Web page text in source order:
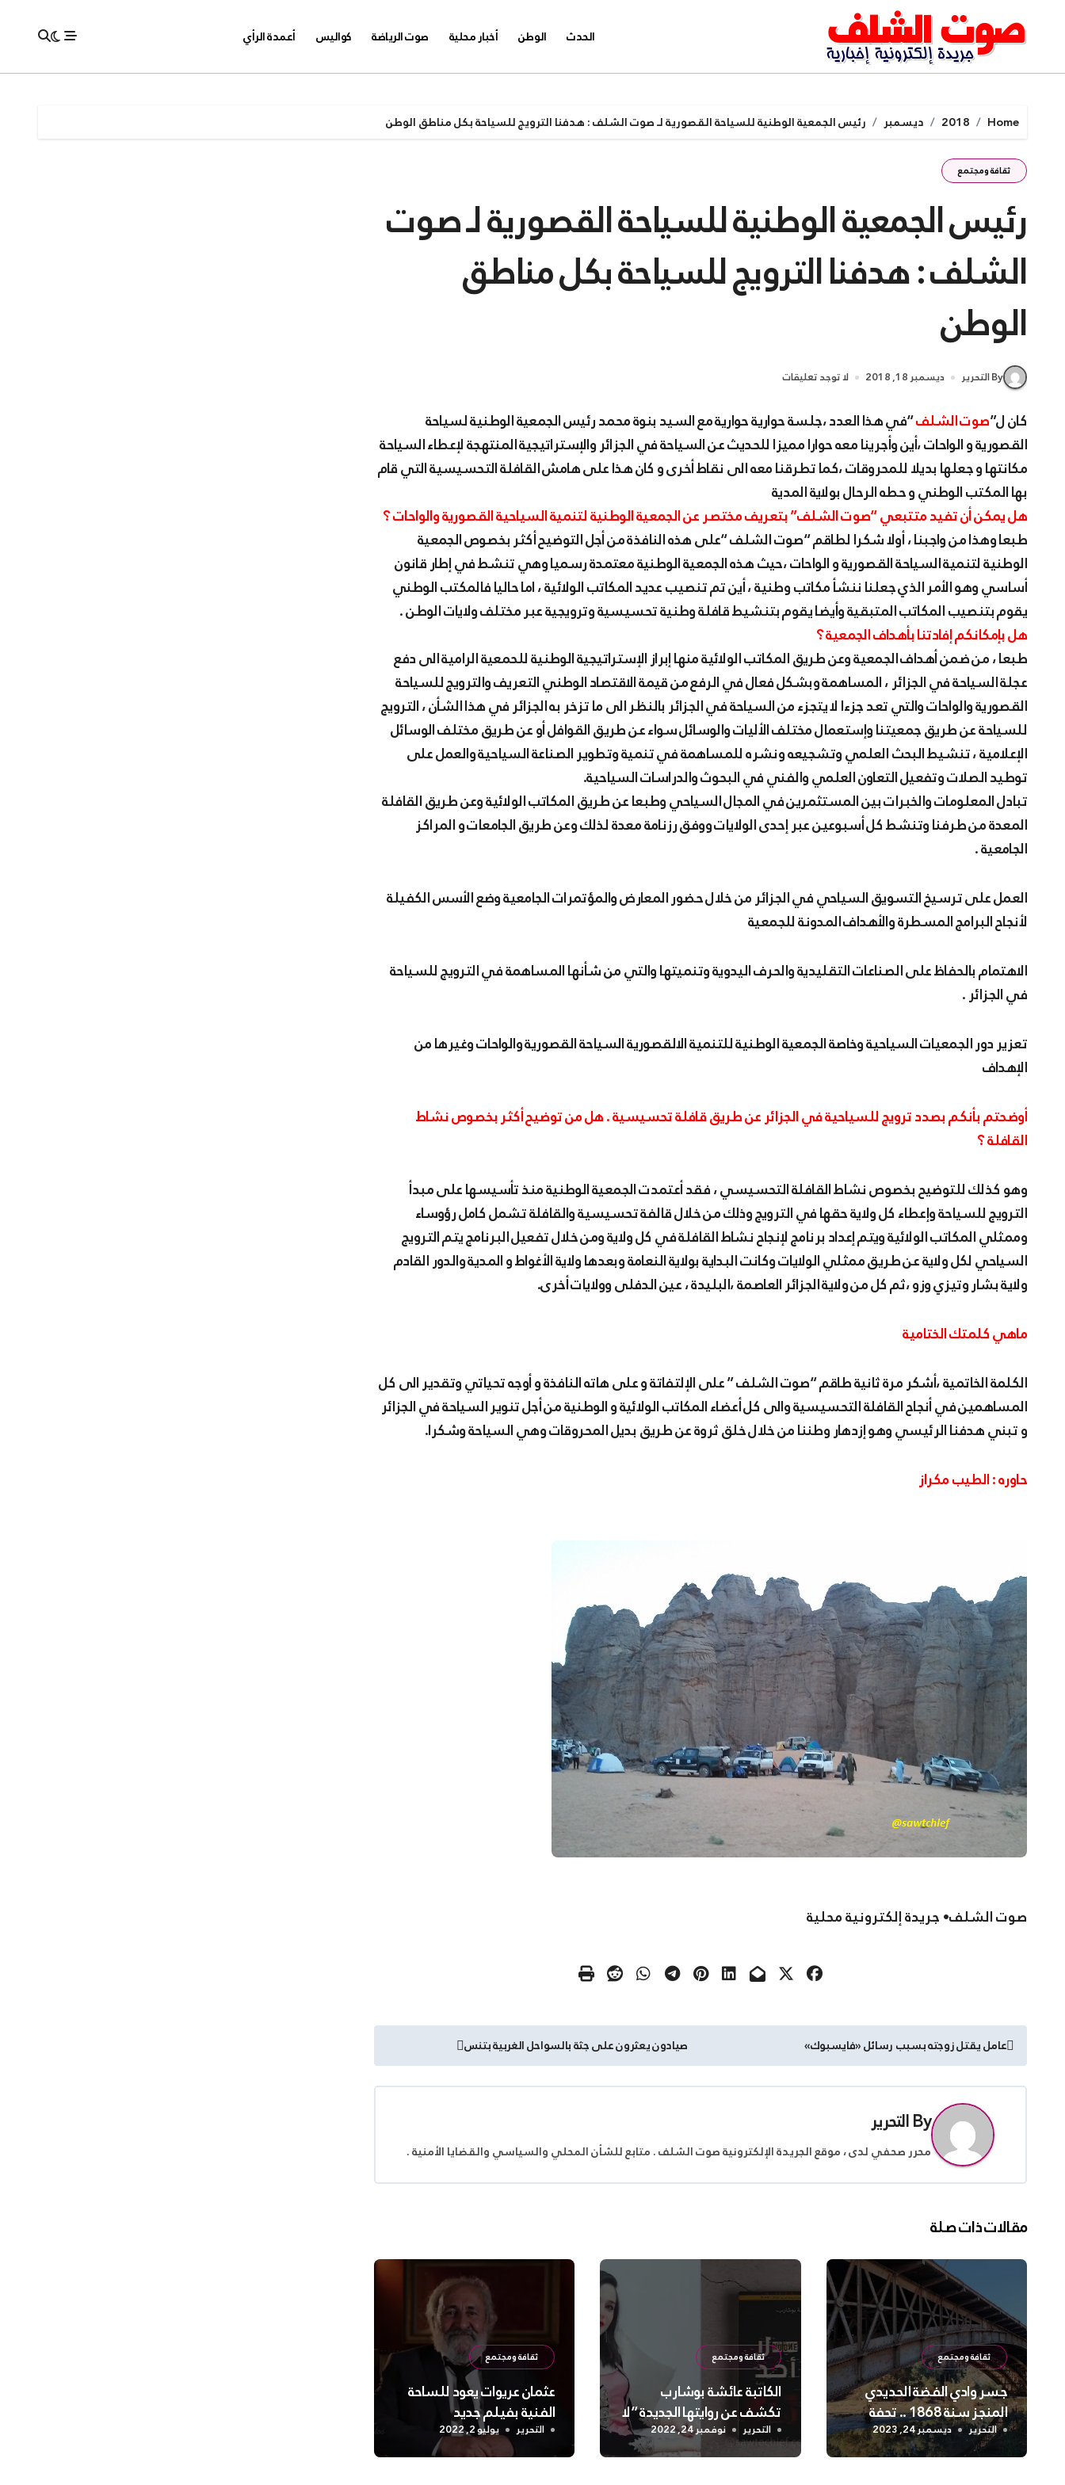
content
الحدث الوطن أخبار محلية صوت الرياضة كواليس أعمدة الرأي
Home
2018 ديسمبر رئيس الجمعية الوطنية للسياحة القصورية لـ صوت الشلف : هدفنا الترويج للسياحة بكل مناطق الوطن
ثقافة ومجتمع
رئيس الجمعية الوطنية للسياحة القصورية لـ صوت
الشلف : هدفنا الترويج للسياحة بكل مناطق
الوطن
By التحرير ديسمبر 18, 2018 لا توجد تعليقات
كان ل”صوت الشلف“في هذا العدد ،جلسة حوارية حوارية مع السيد بنوة محمد رئيس الجمعية الوطنية لسياحة
القصورية و الواحات ،أين وأجرينا معه حوارا مميزا للحديث عن السياحة في الجزائر والإستراتيجية المنتهجة لإعطاء السياحة
مكانتها و جعلها بديلا للمحروقات ،كما تطرقنا معه الى نقاط أخرى و كان هذا على هامش القافلة التحسيسية التي قام
بها المكتب الوطني و حطه الرحال بولاية المدية
هل يمكن أن تفيد متتبعي “صوت الشلف” بتعريف مختصر عن الجمعية الوطنية لتنمية السياحية القصورية والواحات ؟
طبعا وهذا من واجبنا ، أولا شكرا لطاقم “صوت الشلف “على هذه النافذة من أجل التوضيح أكثر بخصوص الجمعية
الوطنية لتنمية السياحة القصورية و الواحات ،حيث هذه الجمعية الوطنية معتمدة رسميا وهي تنشط في إطار قانون
أساسي وهو الأمر الذي جعلنا ننشأ مكاتب وطنية ، أين تم تنصيب عديد المكاتب الولائية ، اما حاليا فالمكتب الوطني
يقوم بتنصيب المكاتب المتبقية وأيضا يقوم بتنشيط قافلة وطنية تحسيسية وترويجية عبر مختلف ولايات الوطن .
هل بإمكانكم إفادتنا بأهداف الجمعية ؟
طبعا ، من ضمن أهداف الجمعية وعن طريق المكاتب الولائية منها إبراز الإستراتيجية الوطنية للحمعية الرامية الى دفع
عجلة السياحة في الجزائر ، المساهمة وبشكل فعال في الرفع من قيمة الاقتصاد الوطني التعريف والترويج للسياحة
القصورية والواحات والتي تعد جزءا لا يتجزء من السياحة في الجزائر بالنظر الى ما تزخر به الجزائر في هذا الشأن ، الترويج
للسياحة عن طريق جمعيتنا وإستعمال مختلف الأليات والوسائل سواء عن طريق القوافل أو عن طريق مختلف الوسائل
الإعلامية ، تنشيط البحث العلمي وتشجيعه ونشره للمساهمة في تنمية وتطوير الصناعة السياحية والعمل على
توطيد الصلات وتفعيل التعاون العلمي والفني في البحوث والدراسات السياحية.
تبادل المعلومات والخبرات بين المستثمرين في المجال السياحي وطبعا عن طريق المكاتب الولائية وعن طريق القافلة
المعدة من طرفنا وتنشط كل أسبوعين عبر إحدى الولايات ووفق رزنامة معدة لذلك وعن طريق الجامعات و المراكز
الجامعية .
العمل على ترسيخ التسويق السياحي في الجزائر من خلال حضور المعارض والمؤتمرات الجامعية وضع الأسس الكفيلة
لأنجاح البرامج المسطرة والأهداف المدونة للجمعية
الاهتمام بالحفاظ على الصناعات التقليدية والحرف اليدوية وتنميتها والتي من شأنها المساهمة في الترويج للسياحة
في الجزائر .
تعزير دور الجمعيات السياحية وخاصة الجمعية الوطنية للتنمية الالقصورية السياحة القصورية والواحات وغيرها من
الإهداف
أوضحتم بأنكم بصدد ترويج للسياحية في الجزائر عن طريق قافلة تحسيسية . هل من توضيح أكثر بخصوص نشاط
القافلة ؟
وهو كذلك للتوضيح بخصوص نشاط القافلة التحسيسي ، فقد أعتمدت الجمعية الوطنية منذ تأسيسها على مبدأ
الترويج للسياحة وإعطاء كل ولاية حقها في الترويج وذلك من خلال قالفة تحسيسية والقافلة تشمل كامل رؤوساء
وممثلي المكاتب الولائية ويتم إعداد برنامج لإنجاح نشاط القافلة في كل ولاية ومن خلال تفعيل البرنامج يتم الترويج
السياحي لكل ولاية عن طريق ممثلي الولايات وكانت البداية بولاية النعامة وبعدها ولاية الأغواط و المدية والدور القادم
ولاية بشار وتيزي وزو ،ثم كل من ولاية الجزائر العاصمة ،البليدة ، عين الدفلى وولايات أخرى.
ماهي كلمتك الختامية
الكلمة الخاتمية ،أشكر مرة ثانية طاقم “صوت الشلف ” على الإلتفاتة و على هاته النافذة و أوجه تحياتي وتقدير الى كل
المساهمين في أنجاح القافلة التحسيسية والى كل أعضاء المكاتب الولائية و الوطنية من أجل تنوير السياحة في الجزائر
و تبني هدفنا الرئيسي وهو إزدهار وطننا من خلال خلق ثروة عن طريق بديل المحروقات وهي السياحة وشكرا.
حاوره : الطيب مكراز
صوت الشلف• جريدة إلكترونية محلية
تصفّح
المقالات
عامل يقتل زوجته بسبب رسائل «فايسبوك» صيادون يعثرون على جثة بالسواحل الغربية بتنس
Byالتحرير
محرر صحفي لدى ، موقع الجريدة الإلكترونية صوت الشلف . متابع للشأن المحلي والسياسي والقضايا الأمنية .
مقالات ذات صلة
ثقافة ومجتمع
جسر وادي الفضة الحديدي
المنجز سنة 1868 .. تحفة
فنية قائمة
التحرير ديسمبر 24, 2023
ثقافة ومجتمع
الكاتبة عائشة بوشارب
تكشف عن روايتها الجديدة “لا
أحد /No One ”
التحرير نوفمبر 24, 2022
ثقافة ومجتمع
عثمان عريوات يعود للساحة
الفنية بفيلم جديد
التحرير يوليو 2, 2022